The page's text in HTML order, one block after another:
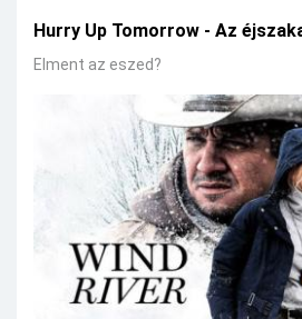
Hurry Up Tomorrow - Az
Elment az eszed?